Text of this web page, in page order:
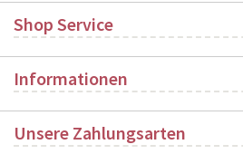
Shop Service
Informationen
Unsere Zahlungsarten